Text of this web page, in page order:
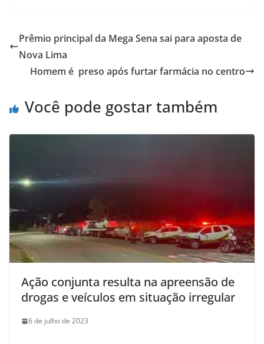
Prêmio principal da Mega Sena sai para aposta de
Nova Lima
Homem é preso após furtar farmácia no centro
Você pode gostar também
Ação conjunta resulta na apreensão de
drogas e veículos em situação irregular
6 de julho de 2023